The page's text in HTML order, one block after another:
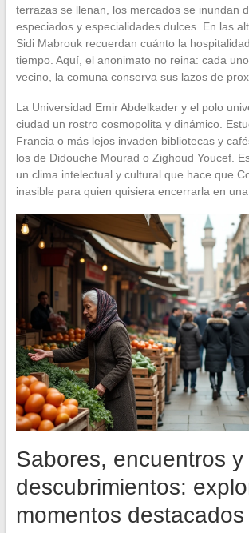
terrazas se llenan, los mercados se inundan
especiados y especialidades dulces. En las
Sidi Mabrouk recuerdan cuánto la
tiempo. Aquí, el anonimato no reina: cada
vecino, la comuna conserva sus lazos de
La Universidad Emir Abdelkader y el polo
ciudad un rostro cosmopolita y dinámico.
Francia o más lejos invaden bibliotecas y
los de Didouche Mourad o Zighoud Youcef.
un clima intelectual y cultural que hace que
inasible para quien quisiera encerrarla en una
Sabores, encuentros y
descubrimientos:
momentos